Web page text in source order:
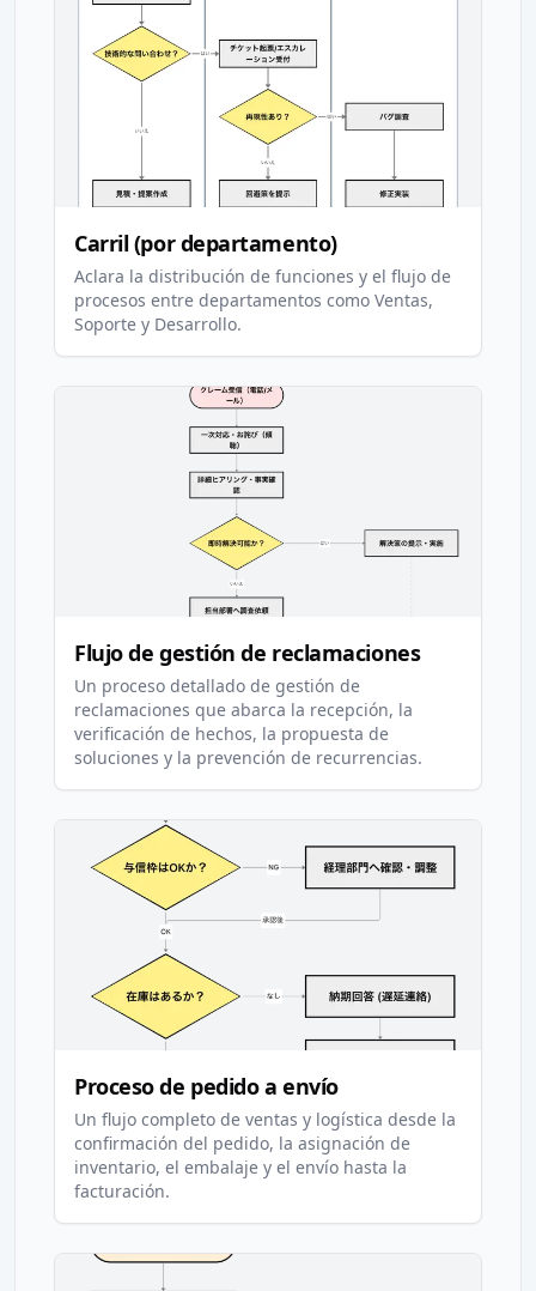
Carril (por departamento)
Aclara la distribución de funciones y el flujo de
procesos entre departamentos como Ventas,
Soporte y Desarrollo.
Flujo de gestión de reclamaciones
Un proceso detallado de gestión de
reclamaciones que abarca la recepción, la
verificación de hechos, la propuesta de
soluciones y la prevención de recurrencias.
Proceso de pedido a envío
Un flujo completo de ventas y logística desde la
confirmación del pedido, la asignación de
inventario, el embalaje y el envío hasta la
facturación.